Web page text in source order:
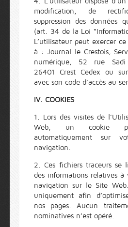
modification, de
suppression des données
(art. 34 de la Loi
L’utilisateur peut exercer
à : Journal le Crestois,
numérique, 52 rue Sadi
26401 Crest Cedex ou
avec son code d’accès au
IV. COOKIES
1. Lors des visites de
Web, un cookie
automatiquement sur
navigation.
2. Ces fichiers traceurs se
des informations relatives à
navigation sur le Site
uniquement afin
nos pages. Aucun
nominatives n’est opéré.